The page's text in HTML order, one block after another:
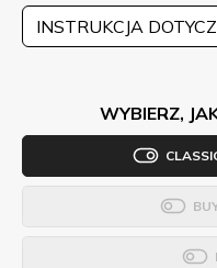
INSTRUKCJA
WYBIERZ,